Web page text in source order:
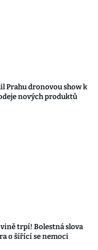
Prahu dronovou show k
nových produktů
trpí! Bolestná slova
o šířící se nemoci